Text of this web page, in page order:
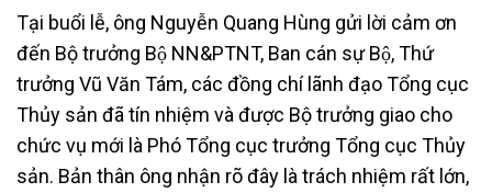
Tại buổi lễ, ông Nguyễn Quang Hùng gửi lời cảm ơn
đến Bộ trưởng Bộ NN&PTNT, Ban cán sự Bộ, Thứ
trưởng Vũ Văn Tám, các đồng chí lãnh đạo Tổng cục
Thủy sản đã tín nhiệm và được Bộ trưởng giao cho
chức vụ mới là Phó Tổng cục trưởng Tổng cục Thủy
sản. Bản thân ông nhận rõ đây là trách nhiệm rất lớn,